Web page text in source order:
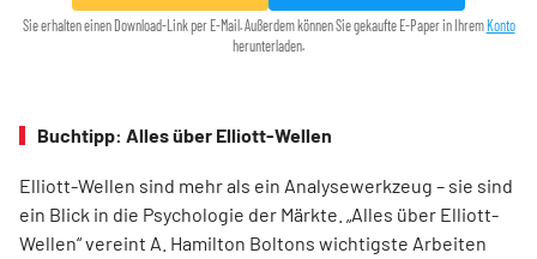
Sie erhalten einen Download-Link per E-Mail. Außerdem können Sie gekaufte E-Paper in Ihrem Konto
herunterladen.
Buchtipp: Alles über Elliott-Wellen
Elliott-Wellen sind mehr als ein Analysewerkzeug – sie sind
ein Blick in die Psychologie der Märkte. „Alles über Elliott-
Wellen“ vereint A. Hamilton Boltons wichtigste Arbeiten